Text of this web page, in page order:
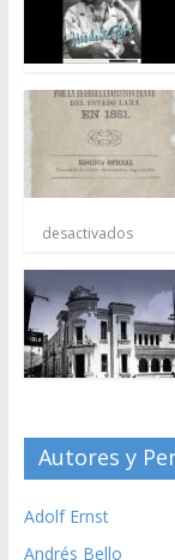
desactivados
Autores y
Adolf Ernst
Andrés Bello